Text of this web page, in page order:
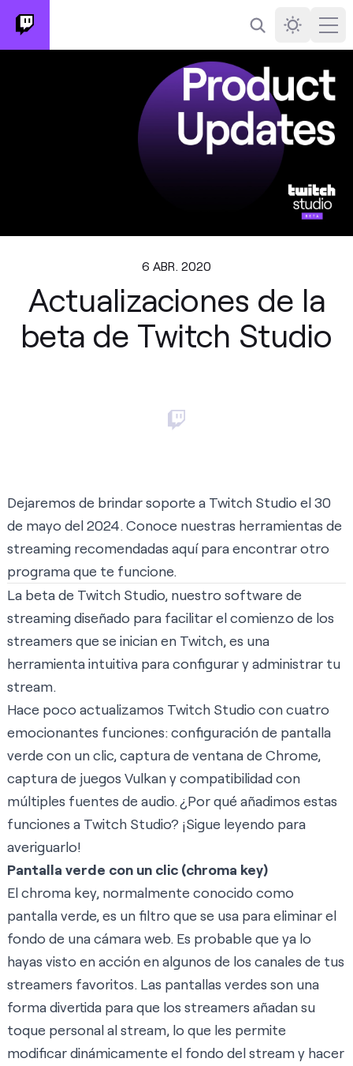
Buscar Darkmode
6 ABR. 2020
Actualizaciones de la
beta de Twitch Studio
Dejaremos de brindar soporte a Twitch Studio el 30
de mayo del 2024. Conoce nuestras herramientas de
streaming recomendadas aquípara encontrar otro
programa que te funcione.
La beta de Twitch Studio, nuestro software de
streaming diseñado para facilitar el comienzo de los
streamers que se inician en Twitch, es una
herramienta intuitiva para configurar y administrar tu
stream.
Hace poco actualizamos Twitch Studio con cuatro
emocionantes funciones: configuración de pantalla
verde con un clic, captura de ventana de Chrome,
captura de juegos Vulkan y compatibilidad con
múltiples fuentes de audio. ¿Por qué añadimos estas
funciones a Twitch Studio? ¡Sigue leyendo para
averiguarlo!
Pantalla verde con un clic (chroma key)
El chroma key, normalmente conocido como
pantalla verde, es un filtro que se usa para eliminar el
fondo de una cámara web. Es probable que ya lo
hayas visto en acción en algunos de los canales de tus
streamers favoritos. Las pantallas verdes son una
forma divertida para que los streamers añadan su
toque personal al stream, lo que les permite
modificar dinámicamente el fondo del stream y hacer